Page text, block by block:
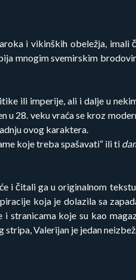
i vikinških obeležja, imali
mnogim svemirskim
ili imperije, ali i dalje u
28. veku vraća se kroz
ovog karaktera.
koje treba spašavati“ ili ti
i čitali ga u originalnom
koja je dolazila sa
stranicama koje su kao
stripa, Valerijan je jedan